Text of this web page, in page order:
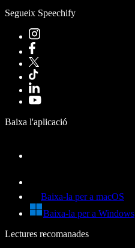
Segueix Speechify
Baixa l'aplicació
Baixa-la per a macOS
Baixa-la per a Windows
Lectures recomanades